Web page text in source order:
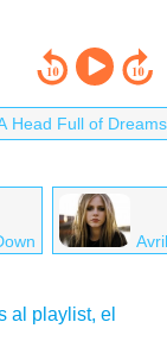
Head Full of
al playlist, el